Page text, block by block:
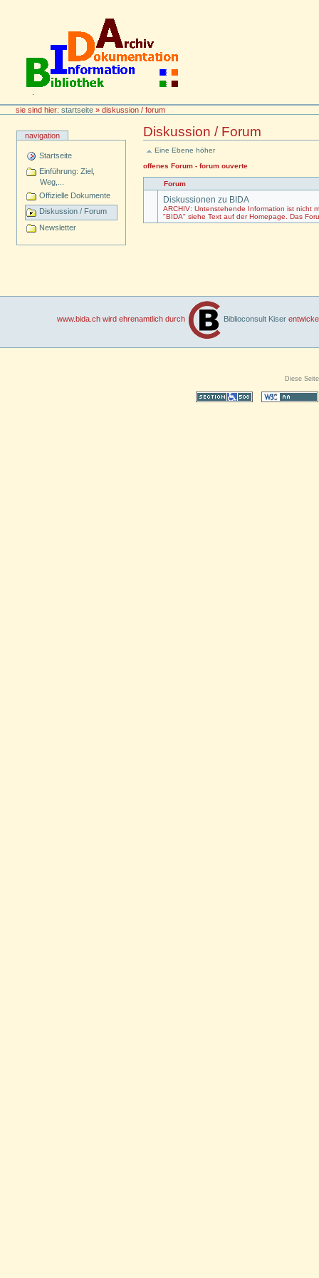
BIDA
Persönliche
Werkzeuge
sie sind hier:startseite » diskussion / forum
navigation
Startseite
Einführung: Ziel,
Weg,...
Offizielle Dokumente
Diskussion / Forum
Newsletter
Diskussion / Forum
Document
Actions
Eine Ebene höher
offenes Forum - forum ouverte
Forum
Diskussionen zu BIDA
ARCHIV: Untenstehende Information ist nicht
"BIDA" siehe Text auf der Homepage. Das
www.bida.ch wird ehrenamtlich durch Biblioconsult Kiser
Diese